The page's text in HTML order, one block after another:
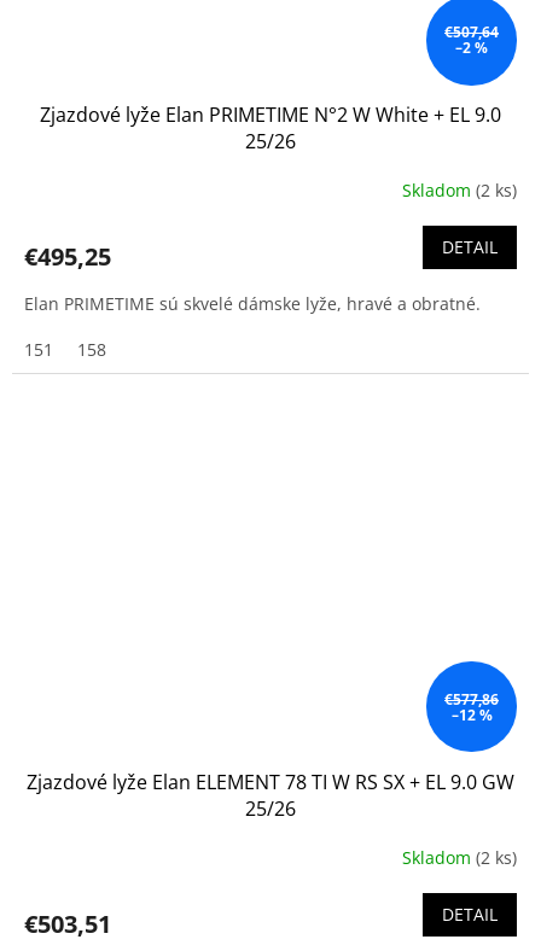
€507,64
–2 %
Zjazdové lyže Elan PRIMETIME N°2 W White + EL 9.0
25/26
Skladom (2 ks)
€495,25 DETAIL
Elan PRIMETIME sú skvelé dámske lyže, hravé a obratné.
151
158
€577,86
–12 %
Zjazdové lyže Elan ELEMENT 78 TI W RS SX + EL 9.0 GW
25/26
Skladom (2 ks)
€503,51 DETAIL